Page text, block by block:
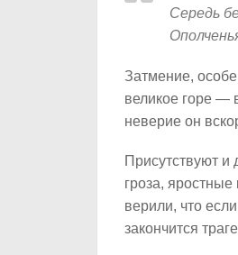
Середь
Затмение,
великое горе —
неверие он
Присутствуют
гроза,
верили, что
закончится